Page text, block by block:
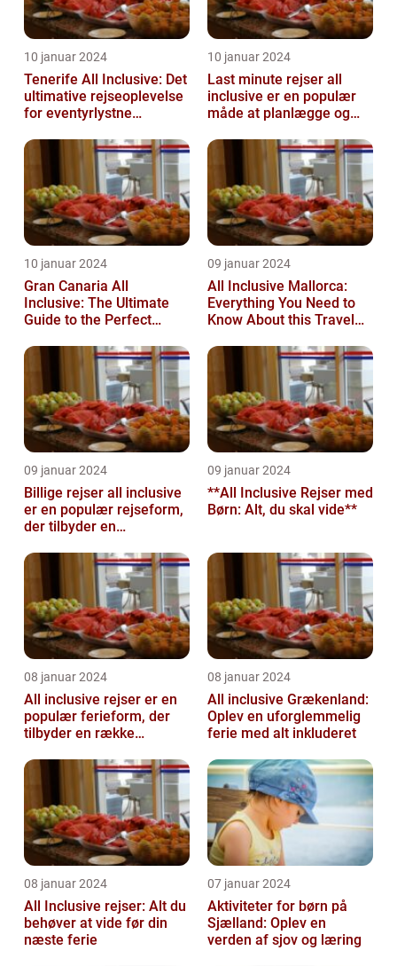
10 januar 2024
Tenerife All Inclusive: Det
ultimative rejseoplevelse
for eventyrlystne
10 januar 2024
Last minute rejser all
inclusive er en populær
måde at planlægge og
10 januar 2024
Gran Canaria All
Inclusive: The Ultimate
Guide to the Perfect
09 januar 2024
All Inclusive Mallorca:
Everything You Need to
Know About this Travel
09 januar 2024
Billige rejser all inclusive
er en populær rejseform,
der tilbyder en
alt inklu...
09 januar 2024
**All Inclusive Rejser med
Børn: Alt, du skal vide**
08 januar 2024
All inclusive rejser er en
populær ferieform, der
tilbyder en række
rejsende...
08 januar 2024
All inclusive Grækenland:
Oplev en uforglemmelig
ferie med alt inkluderet
08 januar 2024
All Inclusive rejser: Alt du
behøver at vide før din
næste ferie
07 januar 2024
Aktiviteter for børn på
Sjælland: Oplev en
verden af sjov og læring